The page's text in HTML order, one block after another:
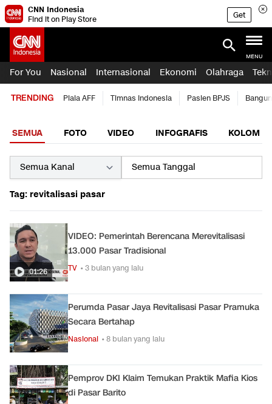
CNN Indonesia
Find it on Play Store
Get
MENU
For You Nasional Internasional Ekonomi Olahraga
TRENDING Piala AFF Timnas Indonesia Pasien BPJS
SEMUA FOTO VIDEO INFOGRAFIS KOLOM
Tag: revitalisasi pasar
01:26
VIDEO: Pemerintah Berencana Merevitalisasi
13.000 Pasar Tradisional
TV • 3 bulan yang lalu
Perumda Pasar Jaya Revitalisasi Pasar Pramuka
Secara Bertahap
Nasional • 8 bulan yang lalu
Pemprov DKI Klaim Temukan Praktik Mafia Kios
di Pasar Barito